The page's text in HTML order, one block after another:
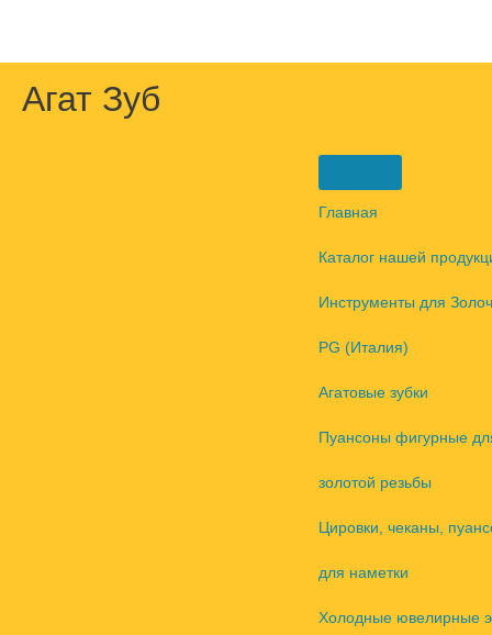
содержимому
Агат Зуб
Главная
Каталог нашей
Инструменты для
PG (Италия)
Агатовые зубки
Пуансоны фигурные
золотой резьбы
Цировки, чеканы,
для наметки
Холодные ювелирные